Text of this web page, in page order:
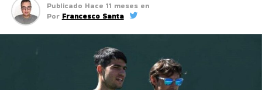
Publicado Hace 11 meses en
Por Francesco Santa